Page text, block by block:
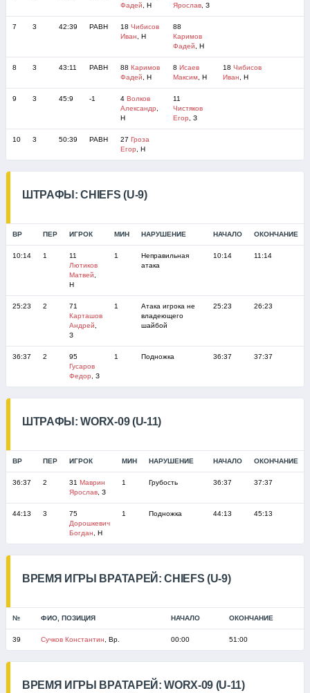
Фадей , Н
Ярослав, З
7 3 42:39 РАВН 18 Чибисов
Иван , Н
88
Каримов
Фадей , Н
8 3 43:11 РАВН 88 Каримов
Фадей , Н
8 Исаев
Максим, Н
18 Чибисов
Иван , Н
9 3 45:9 -1 4 Волков
Александр
Н
11
Чистяков
Егор , З
10 3 50:39 РАВН 27 Гроза
Егор , Н
ШТРАФЫ: CHIEFS (U-9)
ВР ПЕР ИГРОК МИН НАРУШЕНИЕ НАЧАЛО ОКОНЧАНИЕ
10:14 1
11
Лютиков
Матвей
Н
1
Неправильная
атака
10:14 11:14
25:23 2
71
Карташов
Андрей
З
1
Атака игрока не
владеющего
шайбой
25:23 26:23
36:37 2
95
Гусаров
Федор , З
1 Подножка 36:37 37:37
ШТРАФЫ: WORX-09 (U-11)
ВР ПЕР ИГРОК МИН НАРУШЕНИЕ НАЧАЛО ОКОНЧАНИЕ
36:37 2 31 Маврин
Ярослав, З
1 Грубость 36:37 37:37
44:13 3
75
Дорошкевич
Богдан , Н
1 Подножка 44:13 45:13
ВРЕМЯ ИГРЫ ВРАТАРЕЙ: CHIEFS (U-9)
№ ФИО, ПОЗИЦИЯ НАЧАЛО ОКОНЧАНИЕ
39 Сучков Константин , Вр. 00:00 51:00
ВРЕМЯ ИГРЫ ВРАТАРЕЙ: WORX-09 (U-11)